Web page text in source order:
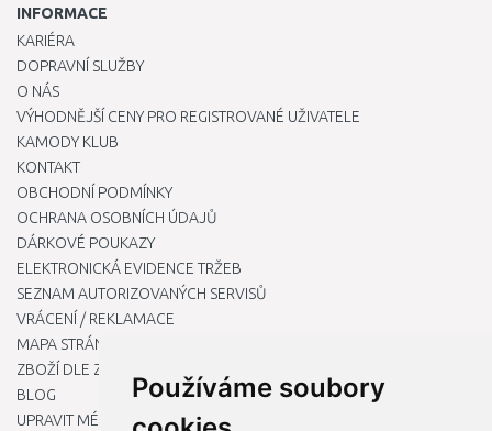
Používáme soubory
INFORMACE
KARIÉRA
DOPRAVNÍ SLUŽBY
O NÁS
VÝHODNĚJŠÍ CENY PRO REGISTROVANÉ UŽIVATELE
KAMODY KLUB
KONTAKT
OBCHODNÍ PODMÍNKY
OCHRANA OSOBNÍCH ÚDAJŮ
DÁRKOVÉ POUKAZY
ELEKTRONICKÁ EVIDENCE TRŽEB
SEZNAM AUTORIZOVANÝCH SERVISŮ
VRÁCENÍ / REKLAMACE
MAPA STRÁNKY
ZBOŽÍ DLE ZNAČEK
BLOG
UPRAVIT MÉ PŘEDVOLBY COOKIES